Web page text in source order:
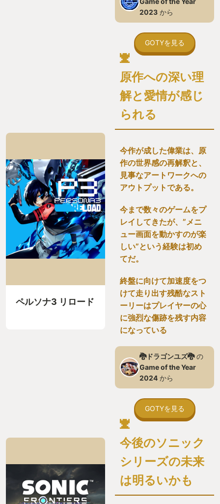
2023 から
GOTYを見る
ペルソナ3 リロード
原作への深い理
解と愛情が感じ
られる
今作が成した偉業は、原
作の世界感の再解釈と、
見事なアートワークへの
アウトプットである。
今まで数々のゲームをプ
レイしてきたが、”メニ
ュー画面を動かすのが楽
しい”という経験は初め
てだ。
終盤に向けて加速度をつ
けて走り出す残酷なスト
ーリーはプレイヤーの心
に強烈な傷跡を残す内容
になっている
🐉ドラゴンユズ🐉の
Game of the Year
2024 から
GOTYを見る
今後のソニック
シリーズの未来
は明るいかも